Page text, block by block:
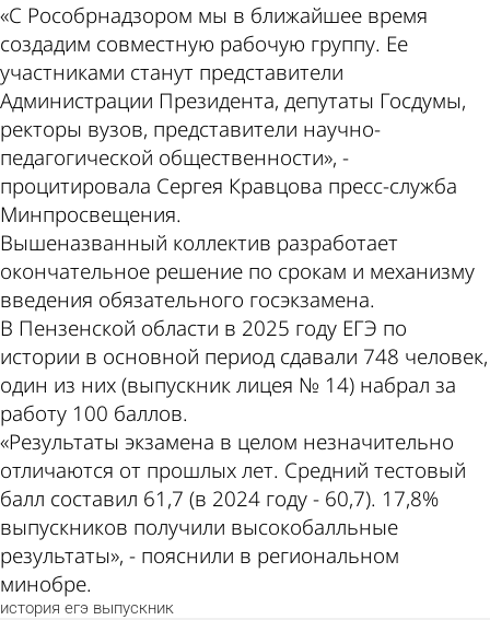
«С Рособрнадзором мы в ближайшее время
создадим совместную рабочую группу. Ее
участниками станут представители
Администрации Президента, депутаты Госдумы,
ректоры вузов, представители научно-
педагогической общественности», -
процитировала Сергея Кравцова пресс-служба
Минпросвещения.
Вышеназванный коллектив разработает
окончательное решение по срокам и механизму
введения обязательного госэкзамена.
В Пензенской области в 2025 году ЕГЭ по
истории в основной период сдавали 748 человек,
один из них (выпускник лицея № 14) набрал за
работу 100 баллов.
«Результаты экзамена в целом незначительно
отличаются от прошлых лет. Средний тестовый
балл составил 61,7 (в 2024 году - 60,7). 17,8%
выпускников получили высокобалльные
результаты», - пояснили в региональном
минобре.
история егэ выпускник